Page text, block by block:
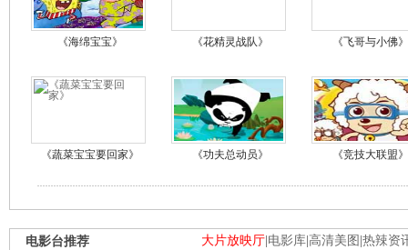
《海绵宝宝》 《花精灵战队》 《飞哥与小佛》
《蔬菜宝宝要回家》 《功夫总动员》 《竞技大联盟》
大片放映厅 电影库 高清美图 热辣资
电影台推荐